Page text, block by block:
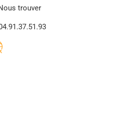
trouver